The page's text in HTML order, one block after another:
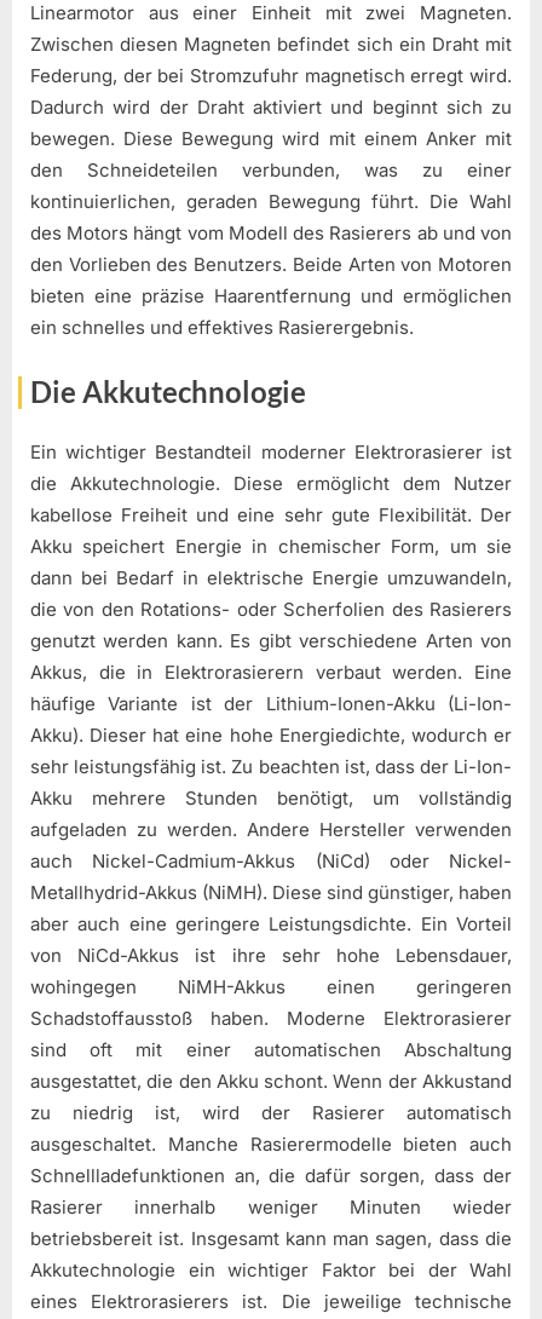
Linearmotor aus einer Einheit mit zwei Magneten.
Zwischen diesen Magneten befindet sich ein Draht mit
Federung, der bei Stromzufuhr magnetisch erregt wird.
Dadurch wird der Draht aktiviert und beginnt sich zu
bewegen. Diese Bewegung wird mit einem Anker mit
den Schneideteilen verbunden, was zu einer
kontinuierlichen, geraden Bewegung führt. Die Wahl
des Motors hängt vom Modell des Rasierers ab und von
den Vorlieben des Benutzers. Beide Arten von Motoren
bieten eine präzise Haarentfernung und ermöglichen
ein schnelles und effektives Rasierergebnis.
Die Akkutechnologie
Ein wichtiger Bestandteil moderner Elektrorasierer ist
die Akkutechnologie. Diese ermöglicht dem Nutzer
kabellose Freiheit und eine sehr gute Flexibilität. Der
Akku speichert Energie in chemischer Form, um sie
dann bei Bedarf in elektrische Energie umzuwandeln,
die von den Rotations- oder Scherfolien des Rasierers
genutzt werden kann. Es gibt verschiedene Arten von
Akkus, die in Elektrorasierern verbaut werden. Eine
häufige Variante ist der Lithium-Ionen-Akku (Li-Ion-
Akku). Dieser hat eine hohe Energiedichte, wodurch er
sehr leistungsfähig ist. Zu beachten ist, dass der Li-Ion-
Akku mehrere Stunden benötigt, um vollständig
aufgeladen zu werden. Andere Hersteller verwenden
auch Nickel-Cadmium-Akkus (NiCd) oder Nickel-
Metallhydrid-Akkus (NiMH). Diese sind günstiger, haben
aber auch eine geringere Leistungsdichte. Ein Vorteil
von NiCd-Akkus ist ihre sehr hohe Lebensdauer,
wohingegen NiMH-Akkus einen geringeren
Schadstoffausstoß haben. Moderne Elektrorasierer
sind oft mit einer automatischen Abschaltung
ausgestattet, die den Akku schont. Wenn der Akkustand
zu niedrig ist, wird der Rasierer automatisch
ausgeschaltet. Manche Rasierermodelle bieten auch
Schnellladefunktionen an, die dafür sorgen, dass der
Rasierer innerhalb weniger Minuten wieder
betriebsbereit ist. Insgesamt kann man sagen, dass die
Akkutechnologie ein wichtiger Faktor bei der Wahl
eines Elektrorasierers ist. Die jeweilige technische